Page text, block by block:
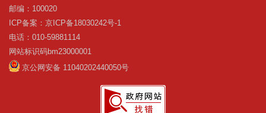
邮编：100020
ICP备案：京ICP备18030242号-1
电话：010-59881114
网站标识码bm23000001
京公网安备 11040202440050号